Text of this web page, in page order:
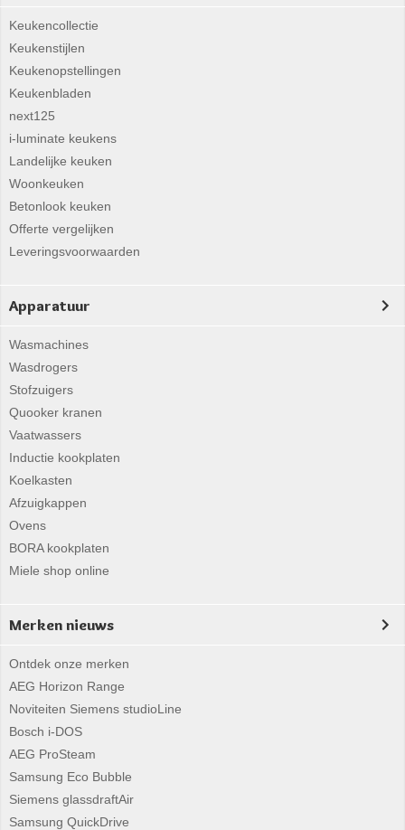
Keukencollectie
Keukenstijlen
Keukenopstellingen
Keukenbladen
next125
i-luminate keukens
Landelijke keuken
Woonkeuken
Betonlook keuken
Offerte vergelijken
Leveringsvoorwaarden
Apparatuur
Wasmachines
Wasdrogers
Stofzuigers
Quooker kranen
Vaatwassers
Inductie kookplaten
Koelkasten
Afzuigkappen
Ovens
BORA kookplaten
Miele shop online
Merken nieuws
Ontdek onze merken
AEG Horizon Range
Noviteiten Siemens studioLine
Bosch i-DOS
AEG ProSteam
Samsung Eco Bubble
Siemens glassdraftAir
Samsung QuickDrive